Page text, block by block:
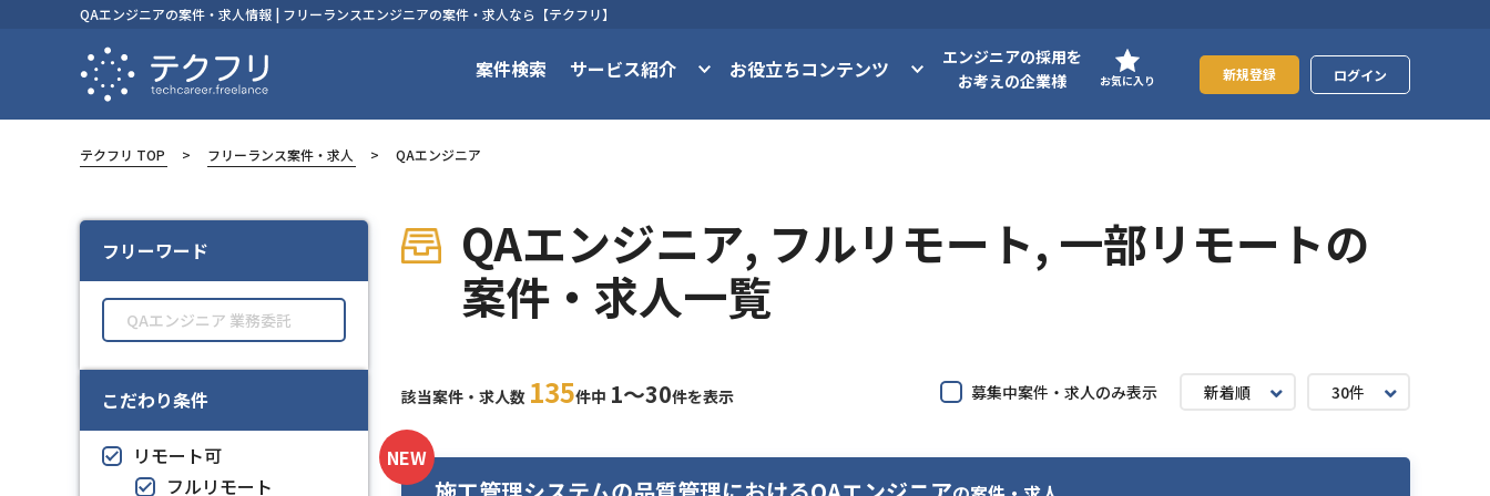
QAエンジニアの案件・求人情報 | フリーランスエンジニアの案件・求人なら【テクフリ】
案件検索 サービス紹介 お役立ちコンテンツ
エンジニアの採用を
お考えの企業様
お気に入り 新規登録 ログイン
テクフリ TOP フリーランス案件・求人 QAエンジニア
フリーワード
こだわり条件
リモート可
フルリモート
QAエンジニア, フルリモート, 一部リモートの
案件・求人一覧
該当案件・求人数 135件中 1〜30件を表示 募集中案件・求人のみ表示 新着順 30件
NEW